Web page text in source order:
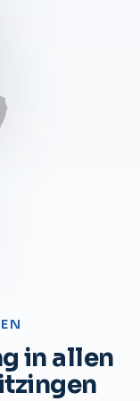
in allen